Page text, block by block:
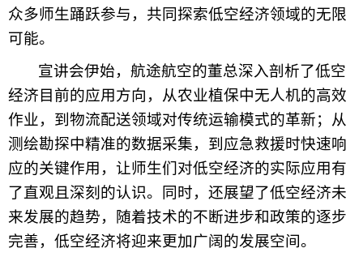
众多师生踊跃参与，共同探索低空经济领域的无限
可能。
宣讲会伊始，航途航空的董总深入剖析了低空
经济目前的应用方向，从农业植保中无人机的高效
作业，到物流配送领域对传统运输模式的革新；从
测绘勘探中精准的数据采集，到应急救援时快速响
应的关键作用，让师生们对低空经济的实际应用有
了直观且深刻的认识。同时，还展望了低空经济未
来发展的趋势，随着技术的不断进步和政策的逐步
完善，低空经济将迎来更加广阔的发展空间。